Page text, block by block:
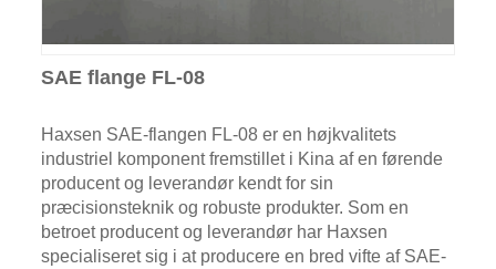
SAE flange FL-08
Haxsen SAE-flangen FL-08 er en højkvalitets
industriel komponent fremstillet i Kina af en førende
producent og leverandør kendt for sin
præcisionsteknik og robuste produkter. Som en
betroet producent og leverandør har Haxsen
specialiseret sig i at producere en bred vifte af SAE-